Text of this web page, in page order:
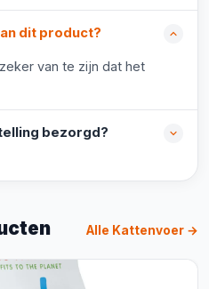
dit product?
van te zijn dat het
bezorgd?
Alle Kattenvoer →